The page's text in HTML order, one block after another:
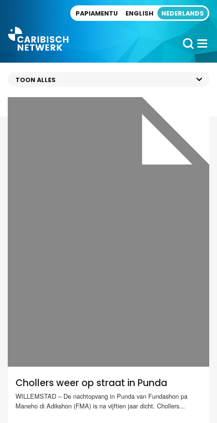
PAPIAMENTU ENGLISH NEDERLANDS
Chollers weer op straat in Punda
WILLEMSTAD – De nachtopvang in Punda van Fundashon pa
Maneho di Adikshon (FMA) is na vijftien jaar dicht. Chollers...